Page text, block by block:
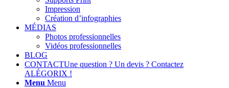
Impression
Création d’infographies
MÉDIAS
Photos professionnelles
Vidéos professionnelles
BLOG
CONTACTUne question ? Un devis ? Contactez
ALÉGORIX !
Menu Menu